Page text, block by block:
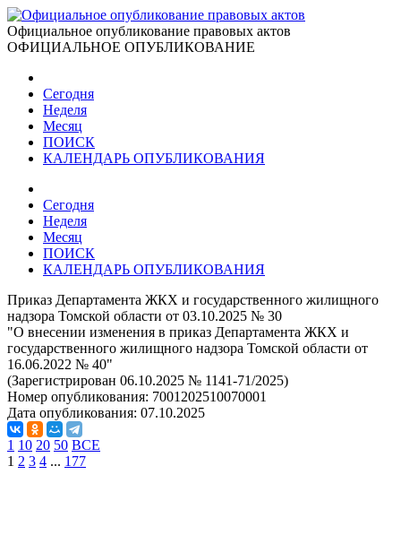
Официальное опубликование правовых актов
ОФИЦИАЛЬНОЕ ОПУБЛИКОВАНИЕ
Сегодня
Неделя
Месяц
ПОИСК
КАЛЕНДАРЬ ОПУБЛИКОВАНИЯ
Сегодня
Неделя
Месяц
ПОИСК
КАЛЕНДАРЬ ОПУБЛИКОВАНИЯ
Приказ Департамента ЖКХ и государственного жилищного
надзора Томской области от 03.10.2025 № 30
"О внесении изменения в приказ Департамента ЖКХ и
государственного жилищного надзора Томской области от
16.06.2022 № 40"
(Зарегистрирован 06.10.2025 № 1141-71/2025)
Номер опубликования: 7001202510070001
Дата опубликования: 07.10.2025
1 10 20 50 ВСЕ
1 2 3 4 ... 177